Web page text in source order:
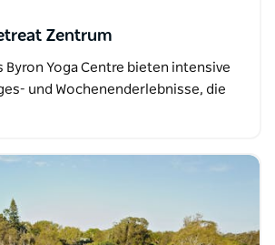
Zentrum
Byron Yoga Centre bieten intensive
und Wochenenderlebnisse, die